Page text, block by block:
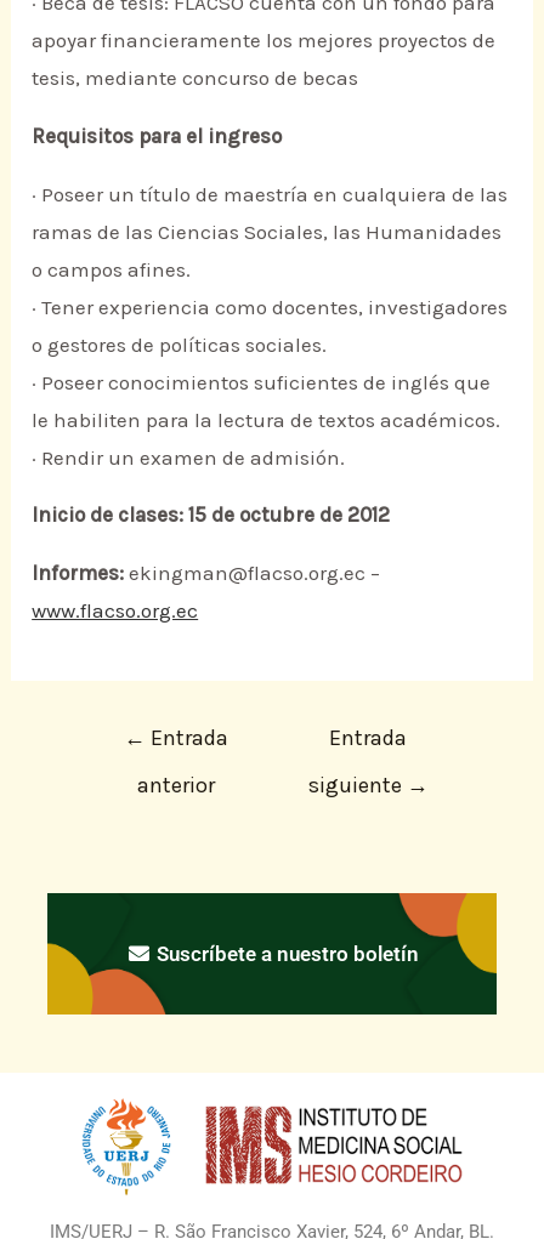
apoyar financieramente los mejores proyectos de
tesis, mediante concurso de becas
Requisitos para el ingreso
· Poseer un título de maestría en cualquiera de las
ramas de las Ciencias Sociales, las Humanidades
o campos afines.
· Tener experiencia como docentes, investigadores
o gestores de políticas sociales.
· Poseer conocimientos suficientes de inglés que
le habiliten para la lectura de textos académicos.
· Rendir un examen de admisión.
Inicio de clases: 15 de octubre de 2012
Informes: ekingman@flacso.org.ec –
www.flacso.org.ec
← Entrada
anterior
Entrada
siguiente →
Suscríbete a nuestro boletín
IMS/UERJ – R. São Francisco Xavier, 524, 6º Andar, BL.